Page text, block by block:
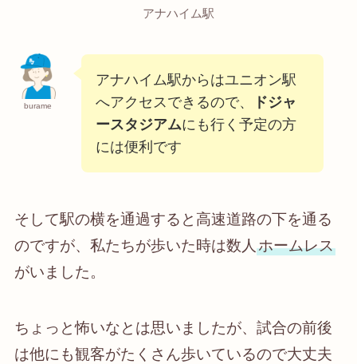
アナハイム駅
burame
アナハイム駅からはユニオン駅
へアクセスできるので、
ドジャ
ースタジアムにも行く予定の方
には便利です
そして駅の横を通過すると高速道路の下を通る
のですが、私たちが歩いた時は数人 ホームレス
がいました。
ちょっと怖いなとは思いましたが、試合の前後
は他にも観客がたくさん歩いているので大丈夫